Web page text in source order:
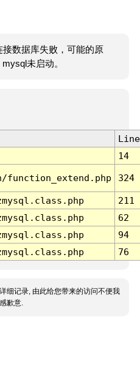
数据库失败，可能的原
未启动。
Line
14
324
211
62
94
76
细记录, 由此给您带来的访问不便我
歉意.